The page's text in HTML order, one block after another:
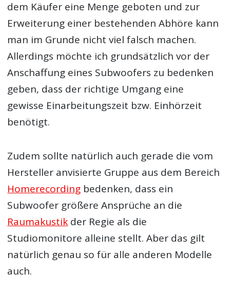
dem Käufer eine Menge geboten und zur
Erweiterung einer bestehenden Abhöre kann
man im Grunde nicht viel falsch machen.
Allerdings möchte ich grundsätzlich vor der
Anschaffung eines Subwoofers zu bedenken
geben, dass der richtige Umgang eine
gewisse Einarbeitungszeit bzw. Einhörzeit
benötigt.
Zudem sollte natürlich auch gerade die vom
Hersteller anvisierte Gruppe aus dem Bereich
Homerecording bedenken, dass ein
Subwoofer größere Ansprüche an die
Raumakustik der Regie als die
Studiomonitore alleine stellt. Aber das gilt
natürlich genau so für alle anderen Modelle
auch.